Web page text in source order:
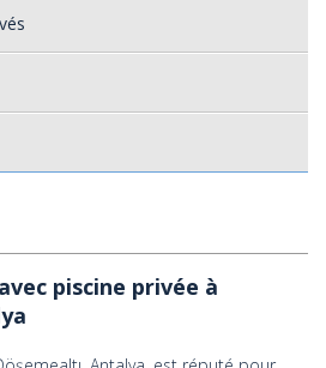
piscine privée à